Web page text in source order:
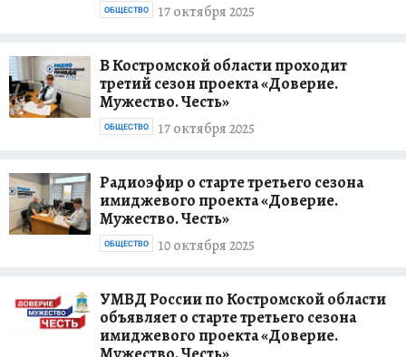
17 октября 2025
ОБЩЕСТВО
В Костромской области проходит
третий сезон проекта «Доверие.
Мужество. Честь»
17 октября 2025
ОБЩЕСТВО
Радиоэфир о старте третьего сезона
имиджевого проекта «Доверие.
Мужество. Честь»
10 октября 2025
ОБЩЕСТВО
УМВД России по Костромской области
объявляет о старте третьего сезона
имиджевого проекта «Доверие.